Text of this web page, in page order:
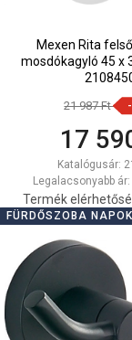
Mexen Rita
mosdókagyló 45 x
21 987 Ft
17
Katalógusár:
Legalacsonyabb
Termék
Hasonlítsa
FÜRDŐSZOBA NAPOK